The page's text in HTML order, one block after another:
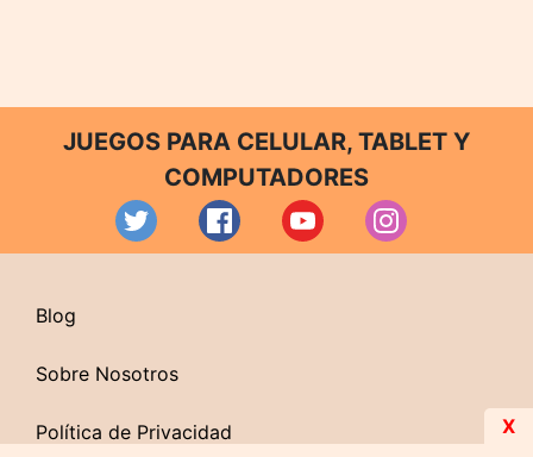
JUEGOS PARA CELULAR, TABLET Y
COMPUTADORES
Blog
Sobre Nosotros
Política de Privacidad X